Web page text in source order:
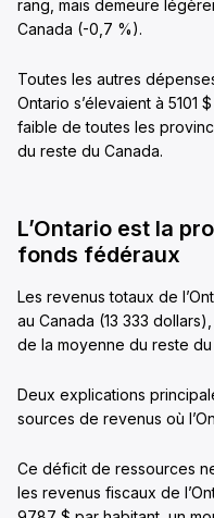
rang, mais demeure
Canada (-0,7 %).
Toutes les autres
Ontario s’élevaient à 5101
faible de toutes les
du reste du Canada.
L’Ontario est la
fonds fédéraux
Les revenus totaux de
au Canada (13 333
de la moyenne du reste du
Deux explications
sources de revenus où
Ce déficit de ressources
les revenus fiscaux de